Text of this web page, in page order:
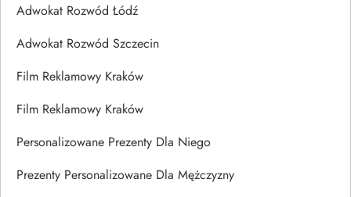
Adwokat Rozwód Łódź
Adwokat Rozwód Szczecin
Film Reklamowy Kraków
Film Reklamowy Kraków
Personalizowane Prezenty Dla Niego
Prezenty Personalizowane Dla Mężczyzny